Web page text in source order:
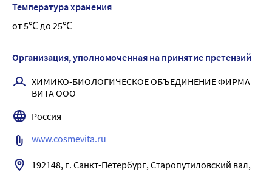
Освежает кожу, создаёт ощущение комфорта.
Содержит увлажняющие и смягчающие компоненты.
АКТИВНЫЕ ИНГРЕДИЕНТЫ:
активизирует обменные процессы, успокаивает кожу и
замедляет ее старение, оказывая антиоксидантное
действие.
удерживает влагу.
Бетаин увлажняет и освежает кожу, придает ей
Температура хранения
от 5℃ до 25℃
Организация, уполномоченная на принятие претензий
ХИМИКО-БИОЛОГИЧЕСКОЕ ОБЪЕДИНЕНИЕ ФИРМА
ВИТА ООО
Россия
www.cosmevita.ru
192148, г. Санкт-Петербург, Старопутиловский вал,